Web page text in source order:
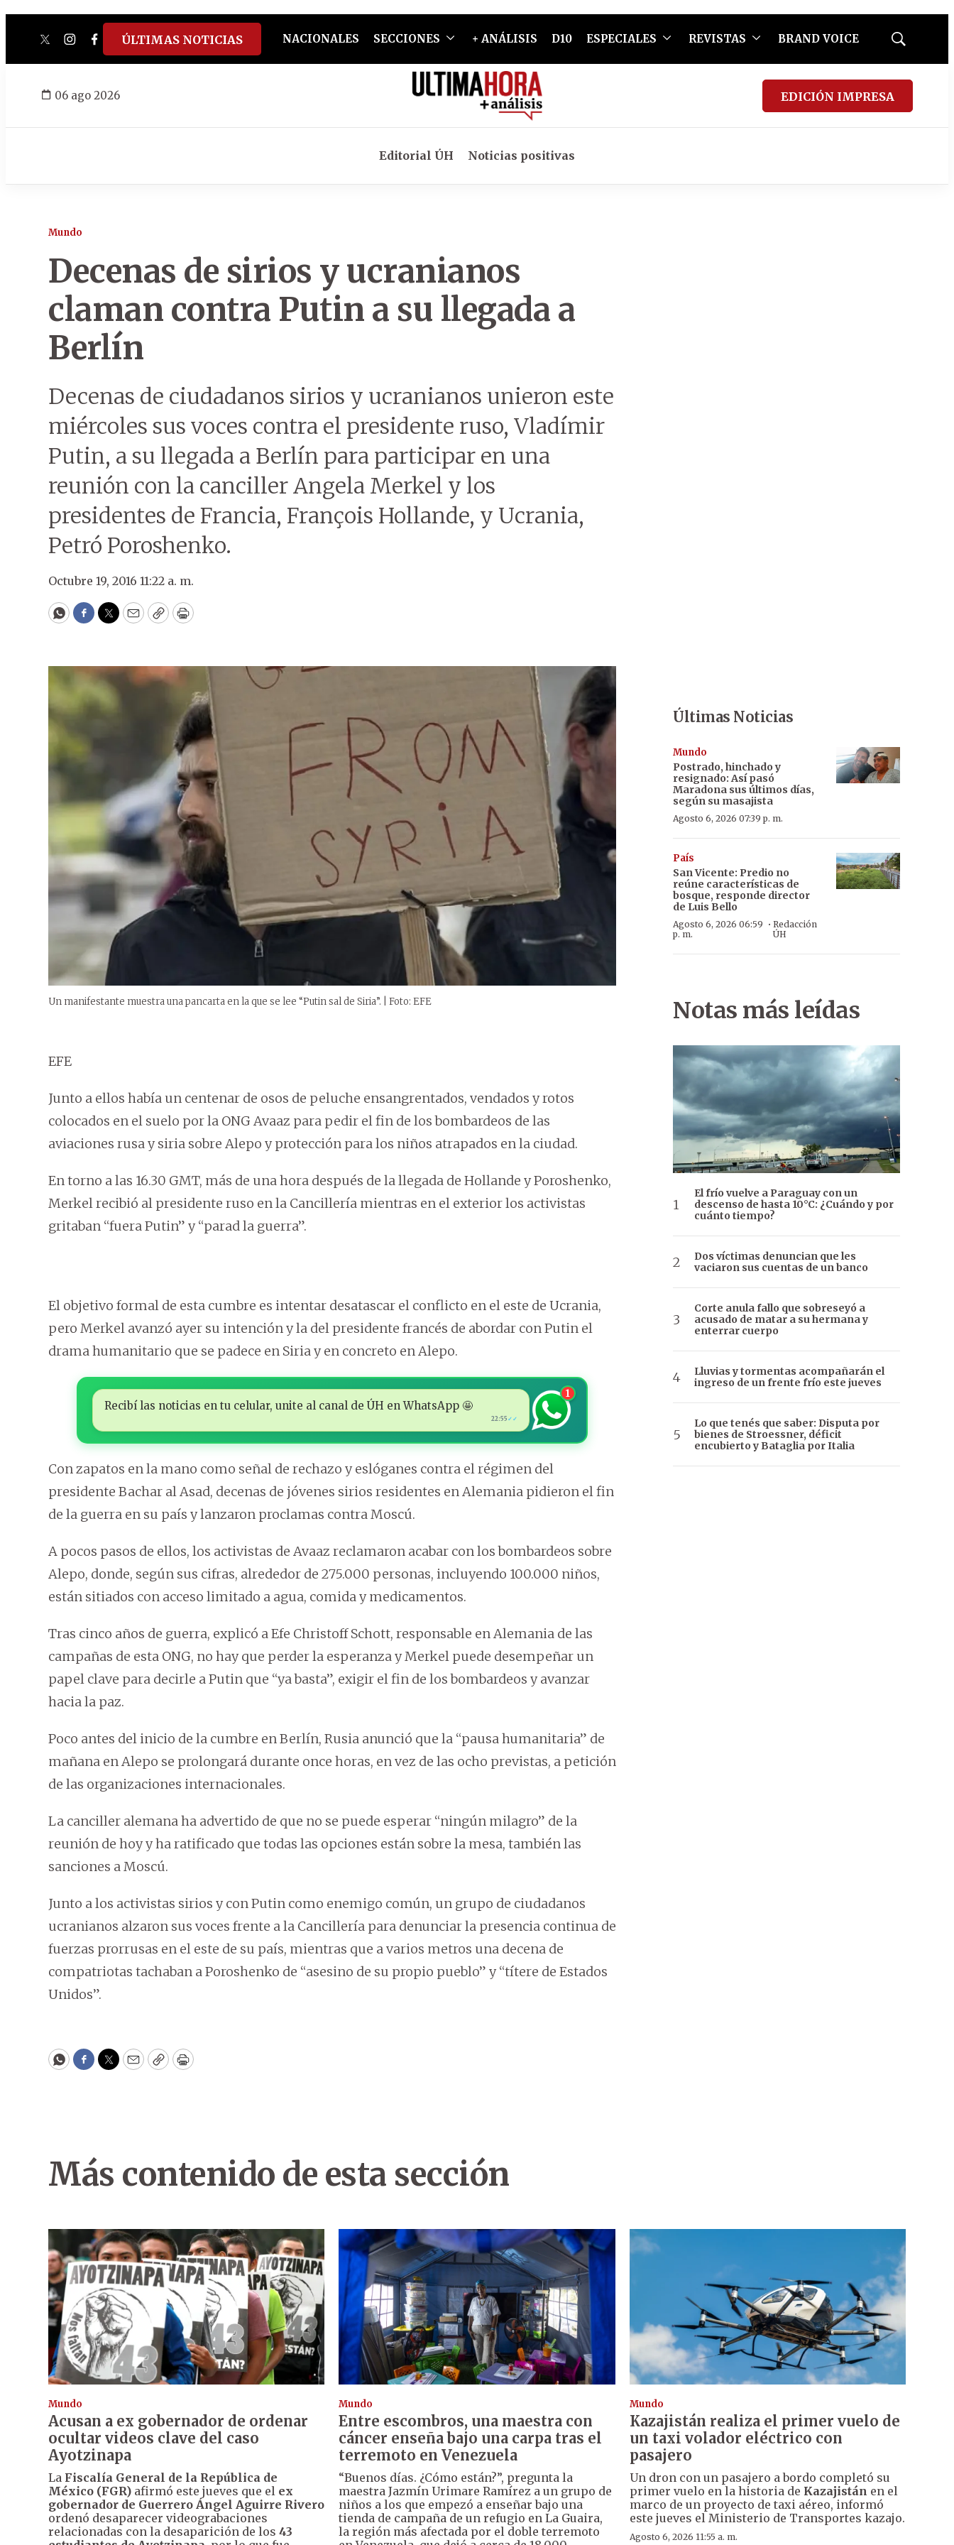
twitterinstagram
facebook
tiktokyoutube
spotify
ÚLTIMAS NOTICIAS NACIONALES SECCIONES + ANÁLISIS D10 ESPECIALES REVISTAS BRAND VOICE
Mostrar
06 ago 2026 EDICIÓN IMPRESA
Editorial ÚH Noticias positivas
Mundo
Decenas de sirios y ucranianos
claman contra Putin a su llegada a
Berlín
Decenas de ciudadanos sirios y ucranianos unieron este
miércoles sus voces contra el presidente ruso, Vladímir
Putin, a su llegada a Berlín para participar en una
reunión con la canciller Angela Merkel y los
presidentes de Francia, François Hollande, y Ucrania,
Petró Poroshenko.
Octubre 19, 2016 11:22 a. m.
WhatsApp
Facebook
Twitter
EmailCopyPrint
Un manifestante muestra una pancarta en la que se lee “Putin sal de Siria”. | Foto: EFE
EFE
Junto a ellos había un centenar de osos de peluche ensangrentados, vendados y rotos
colocados en el suelo por la ONG Avaaz para pedir el fin de los bombardeos de las
aviaciones rusa y siria sobre Alepo y protección para los niños atrapados en la ciudad.
En torno a las 16.30 GMT, más de una hora después de la llegada de Hollande y Poroshenko,
Merkel recibió al presidente ruso en la Cancillería mientras en el exterior los activistas
gritaban “fuera Putin” y “parad la guerra”.
El objetivo formal de esta cumbre es intentar desatascar el conflicto en el este de Ucrania,
pero Merkel avanzó ayer su intención y la del presidente francés de abordar con Putin el
drama humanitario que se padece en Siria y en concreto en Alepo.
Recibí las noticias en tu celular, unite al canal de ÚH en WhatsApp 🤩
22:55 ✓✓
1
Con zapatos en la mano como señal de rechazo y eslóganes contra el régimen del
presidente Bachar al Asad, decenas de jóvenes sirios residentes en Alemania pidieron el fin
de la guerra en su país y lanzaron proclamas contra Moscú.
A pocos pasos de ellos, los activistas de Avaaz reclamaron acabar con los bombardeos sobre
Alepo, donde, según sus cifras, alrededor de 275.000 personas, incluyendo 100.000 niños,
están sitiados con acceso limitado a agua, comida y medicamentos.
Tras cinco años de guerra, explicó a Efe Christoff Schott, responsable en Alemania de las
campañas de esta ONG, no hay que perder la esperanza y Merkel puede desempeñar un
papel clave para decirle a Putin que “ya basta”, exigir el fin de los bombardeos y avanzar
hacia la paz.
Poco antes del inicio de la cumbre en Berlín, Rusia anunció que la “pausa humanitaria” de
mañana en Alepo se prolongará durante once horas, en vez de las ocho previstas, a petición
de las organizaciones internacionales.
La canciller alemana ha advertido de que no se puede esperar “ningún milagro” de la
reunión de hoy y ha ratificado que todas las opciones están sobre la mesa, también las
sanciones a Moscú.
Junto a los activistas sirios y con Putin como enemigo común, un grupo de ciudadanos
ucranianos alzaron sus voces frente a la Cancillería para denunciar la presencia continua de
fuerzas prorrusas en el este de su país, mientras que a varios metros una decena de
compatriotas tachaban a Poroshenko de “asesino de su propio pueblo” y “títere de Estados
Unidos”.
WhatsApp
Facebook
Twitter
EmailCopyPrint
Últimas Noticias
Mundo
Postrado, hinchado y
resignado: Así pasó
Maradona sus últimos días,
según su masajista
Agosto 6, 2026 07:39 p. m.
País
San Vicente: Predio no
reúne características de
bosque, responde director
de Luis Bello
Agosto 6, 2026 06:59
p. m.
· Redacción
ÚH
Notas más leídas
El frío vuelve a Paraguay con un
descenso de hasta 10°C: ¿Cuándo y por
cuánto tiempo?
Dos víctimas denuncian que les
vaciaron sus cuentas de un banco
Corte anula fallo que sobreseyó a
acusado de matar a su hermana y
enterrar cuerpo
Lluvias y tormentas acompañarán el
ingreso de un frente frío este jueves
Lo que tenés que saber: Disputa por
bienes de Stroessner, déficit
encubierto y Bataglia por Italia
Más contenido de esta sección
Mundo
Acusan a ex gobernador de ordenar
ocultar videos clave del caso
Ayotzinapa
La Fiscalía General de la República de
México (FGR) afirmó este jueves que el ex
gobernador de Guerrero Ángel Aguirre Rivero
ordenó desaparecer videograbaciones
relacionadas con la desaparición de los 43
Mundo
Entre escombros, una maestra con
cáncer enseña bajo una carpa tras el
terremoto en Venezuela
“Buenos días. ¿Cómo están?”, pregunta la
maestra Jazmín Urimare Ramírez a un grupo de
niños a los que empezó a enseñar bajo una
tienda de campaña de un refugio en La Guaira,
la región más afectada por el doble terremoto
Mundo
Kazajistán realiza el primer vuelo de
un taxi volador eléctrico con
pasajero
Un dron con un pasajero a bordo completó su
primer vuelo en la historia de Kazajistán en el
marco de un proyecto de taxi aéreo, informó
este jueves el Ministerio de Transportes kazajo.
Agosto 6, 2026 11:55 a. m.